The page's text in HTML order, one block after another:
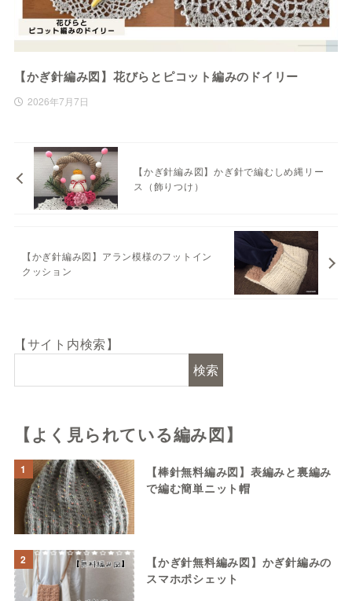
【かぎ針編み図】花びらとピコット編みのドイリー
2026年7月7日
【かぎ針編み図】かぎ針で編むしめ縄リー
ス（飾りつけ）
【かぎ針編み図】アラン模様のフットイン
クッション
【サイト内検索】
検索
【よく見られている編み図】
1
【棒針無料編み図】表編みと裏編み
で編む簡単ニット帽
2
【かぎ針無料編み図】かぎ針編みの
スマホポシェット